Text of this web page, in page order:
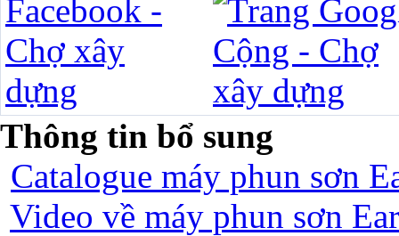
Thông tin bổ sung
Catalogue máy phun sơn
Video về máy phun sơn